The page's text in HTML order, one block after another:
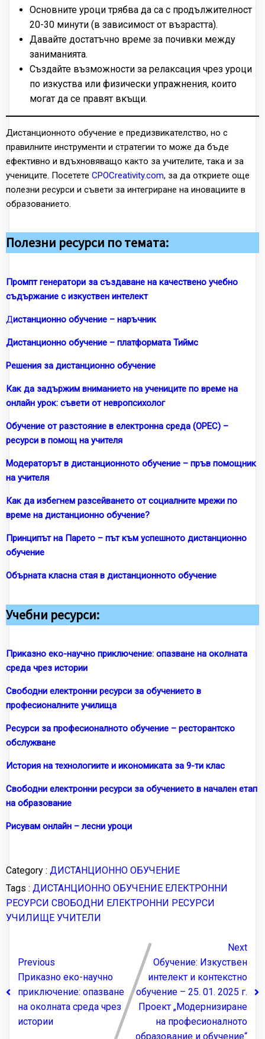
Основните уроци трябва да са с продължителност
20-30 минути (в зависимост от възрастта).
Давайте достатъчно време за почивки между
заниманията.
Създайте възможности за релаксация чрез уроци
по изкуства или физически упражнения, които
могат да се правят вкъщи.
Дистанционното обучение е предизвикателство, но с
правилните инструменти и стратегии то може да бъде
ефективно и вдъхновяващо както за учителите, така и за
учениците. Посетете CPOCreativity.com, за да откриете още
полезни ресурси и съвети за интегриране на иновациите в
образованието.
Полезни ресурси по темата:
Промпт генератори за създаване на качествено учебно
съдържание с изкуствен интелект
Дистанционно обучение – наръчник
Дистанционно обучение – платформата Тиймс
Решения за дистанционно обучение
Как да задържим вниманието на учениците по време на
онлайн урок: съвети от невропсихолог
Обучение от разстояние в електронна среда (ОРЕС) –
ресурси в помощ на учителя
Модераторът в дистанционното обучение – пръв помощник
на учителя
Как да избегнем разсейването от социалните мрежи по
време на дистанционно обучение?
Принципът на Парето – път към успешното дистанционно
обучение
Обърната класна стая в дистанционното обучение
Учебни ресурси:
Приказно еко-научно приключение: опазване на околната
среда чрез истории
Свободни електронни ресурси за обучението в
професионалните училища
Ресурси за професионалното обучение – ресторантско
обслужване
История на технологиите и икономиката за 9-ти клас
Свободни електронни ресурси за обучението в начален етап
на образование
Рисувам онлайн – лесни уроци
Category : ДИСТАНЦИОННО ОБУЧЕНИЕ
Tags : ДИСТАНЦИОННО ОБУЧЕНИЕ ЕЛЕКТРОННИ
РЕСУРСИ СВОБОДНИ ЕЛЕКТРОННИ РЕСУРСИ
УЧИЛИЩЕ УЧИТЕЛИ
Previous
Приказно еко-научно
приключение: опазване
на околната среда чрез
истории
Next
Обучение: Изкуствен
интелект и контекстно
обучение – 25. 01. 2025 г.
Проект „Модернизиране
на професионалното
образование и обучение“